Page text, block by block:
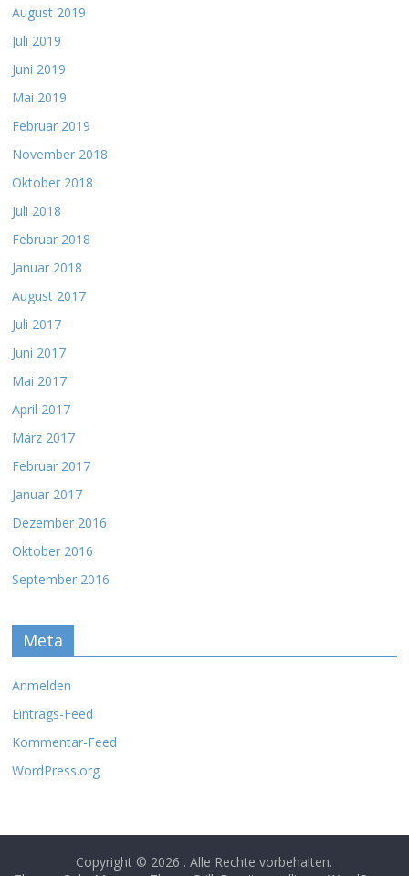
August 2019
Juli 2019
Juni 2019
Mai 2019
Februar 2019
November 2018
Oktober 2018
Juli 2018
Februar 2018
Januar 2018
August 2017
Juli 2017
Juni 2017
Mai 2017
April 2017
März 2017
Februar 2017
Januar 2017
Dezember 2016
Oktober 2016
September 2016
Meta
Anmelden
Eintrags-Feed
Kommentar-Feed
WordPress.org
Copyright © 2026 . Alle Rechte vorbehalten.